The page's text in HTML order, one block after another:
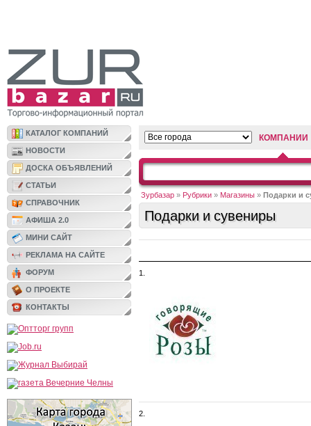
КАТАЛОГ КОМПАНИЙ
НОВОСТИ
ДОСКА ОБЪЯВЛЕНИЙ
СТАТЬИ
СПРАВОЧНИК
АФИША 2.0
МИНИ САЙТ
РЕКЛАМА НА САЙТЕ
ФОРУМ
О ПРОЕКТЕ
КОНТАКТЫ
КОМПАНИИ
Зурбазар » Рубрики » Магазины » Подарки и
Подарки и сувениры
1.
2.